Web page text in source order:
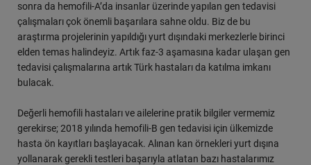
sonra da hemofili-A’da insanlar üzerinde yapılan gen tedavisi
çalışmaları çok önemli başarılara sahne oldu. Biz de bu
araştırma projelerinin yapıldığı yurt dışındaki merkezlerle birinci
elden temas halindeyiz. Artık faz-3 aşamasına kadar ulaşan gen
tedavisi çalışmalarına artık Türk hastaları da katılma imkanı
bulacak.
Değerli hemofili hastaları ve ailelerine pratik bilgiler vermemiz
gerekirse; 2018 yılında hemofili-B gen tedavisi için ülkemizde
hasta ön kayıtları başlayacak. Alınan kan örnekleri yurt dışına
yollanarak gerekli testleri başarıyla atlatan bazı hastalarımız